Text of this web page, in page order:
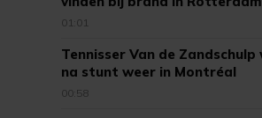
01:01
Tennisser Van de Zandschulp
na stunt weer in Montréal
00:58